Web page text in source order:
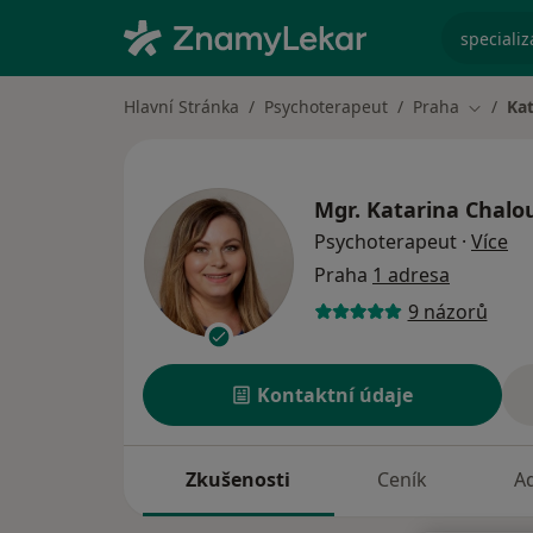
Hlavní Stránka Psychoterapeut Praha Změna
Mgr. Katarina
Psychoterapeut · Více
Praha 1 adresa
9 názorů
Kontaktní údaje
Zkušenosti Ceník